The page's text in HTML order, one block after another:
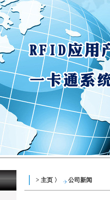
> 主页 〉 公司新闻